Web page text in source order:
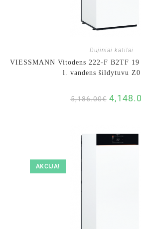
Dujiniai katilai
VIESSMANN Vitodens 222-F B2TF
l. vandens šildytuvu
5,186.00€
AKCIJA!